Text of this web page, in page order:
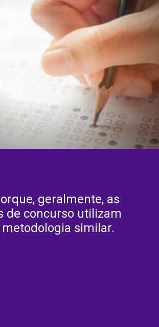
geralmente, as
de concurso utilizam
similar.